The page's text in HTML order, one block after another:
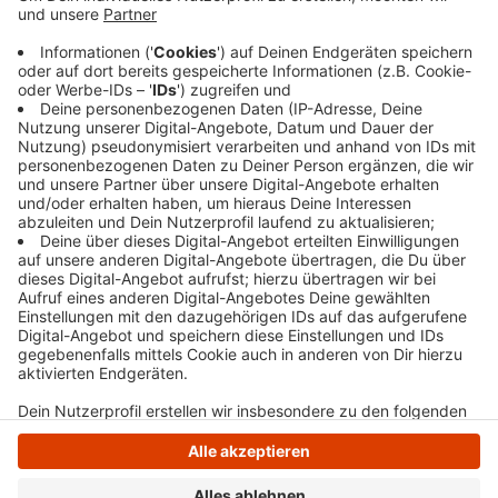
Bundeswettbewerb. Die Preisträgerinnen und -
träger kommen aus fast allen Städten des Kreises
und traten unter anderem in den Kategorien
Klavier, Oboe, Harfe oder Gesang an.
Veröffentlicht:Freitag, 03.07.2026 14:39
Anzeige
Anzeige